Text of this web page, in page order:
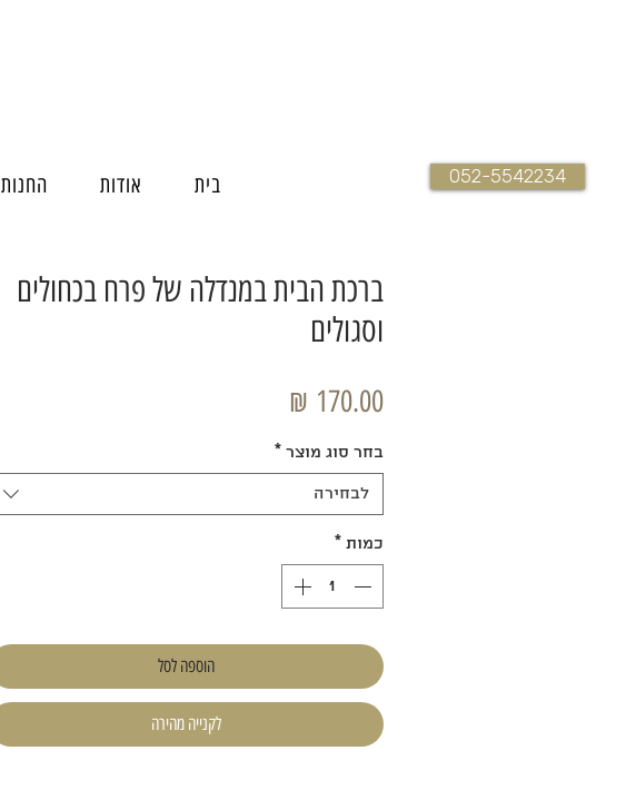
בית אודות החנות 052-5542234
ברכת הבית במנדלה של פרח בכחולים
וסגולים
בחר סוג מוצר *
לבחירה
כמות *
הוספה לסל
לקנייה מהירה